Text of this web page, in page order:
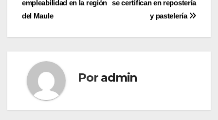
de
entradas
se certifican en repostería
y pastelería
empleabilidad en la región
del Maule
Por admin